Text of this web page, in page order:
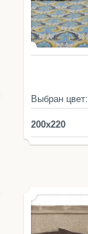
Выбран цвет:
200x220